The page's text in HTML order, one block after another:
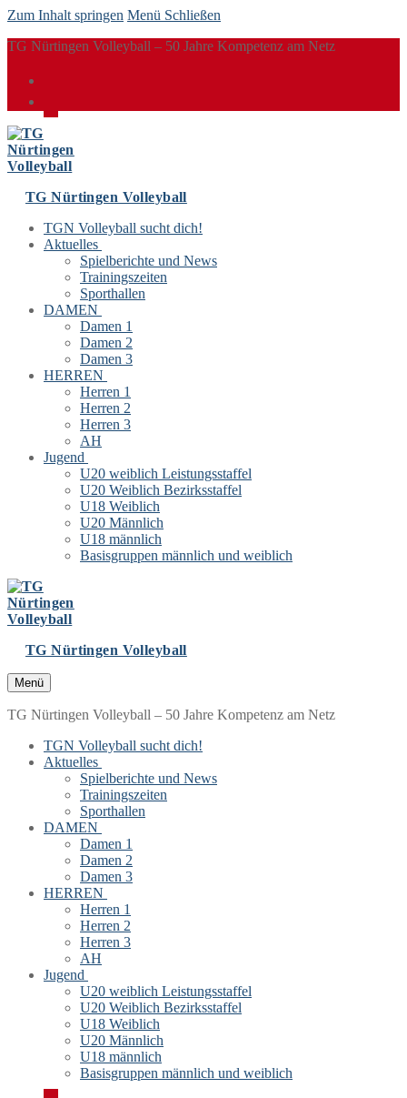
Zum Inhalt springen Menü Schließen
TG Nürtingen Volleyball – 50 Jahre Kompetenz am Netz
TG Nürtingen Volleyball
TGN Volleyball sucht dich!
Aktuelles
Spielberichte und News
Trainingszeiten
Sporthallen
DAMEN
Damen 1
Damen 2
Damen 3
HERREN
Herren 1
Herren 2
Herren 3
AH
Jugend
U20 weiblich Leistungsstaffel
U20 Weiblich Bezirksstaffel
U18 Weiblich
U20 Männlich
U18 männlich
Basisgruppen männlich und weiblich
TG Nürtingen Volleyball
Menü
TG Nürtingen Volleyball – 50 Jahre Kompetenz am Netz
TGN Volleyball sucht dich!
Aktuelles
Spielberichte und News
Trainingszeiten
Sporthallen
DAMEN
Damen 1
Damen 2
Damen 3
HERREN
Herren 1
Herren 2
Herren 3
AH
Jugend
U20 weiblich Leistungsstaffel
U20 Weiblich Bezirksstaffel
U18 Weiblich
U20 Männlich
U18 männlich
Basisgruppen männlich und weiblich